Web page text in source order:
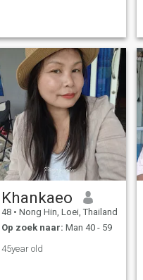
Khankaeo
48 • Nong Hin, Loei, Thailand
Op zoek naar: Man 40 - 59
45year old